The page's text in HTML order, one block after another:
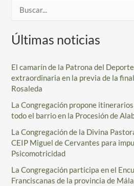
s
a
r
p
o
r
:
Últimas noticias
El camarín de la Patrona del
extraordinaria en la previa de la
Rosaleda
La Congregación propone
todo el barrio en la Procesión de
La Congregación de la Divina
CEIP Miguel de Cervantes para
Psicomotricidad
La Congregación participa en el
Franciscanas de la provincia de